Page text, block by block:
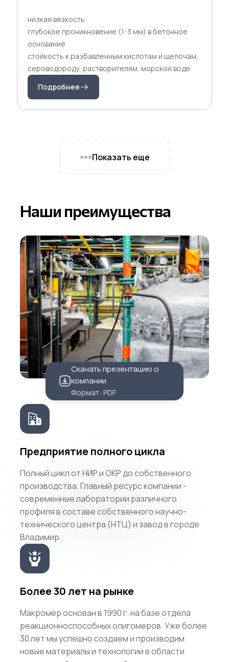
низкая вязкость
глубокое проникновение (1-3 мм) в бетонное
основание
стойкость к разбавленным кислотам и щелочам,
сероводороду, растворителям, морской воде
Подробнее
Показать еще
Наши преимущества
Предприятие полного цикла
Полный цикл от НИР и ОКР до собственного
производства. Главный ресурс компании -
современные лаборатории различного
профиля в составе собственного научно-
технического центра (НТЦ) и завод в городе
Владимир.
Более 30 лет на рынке
Макромер основан в 1990 г. на базе отдела
реакционноспособных олигомеров. Уже более
30 лет мы успешно создаем и производим
новые материалы и технологии в области
Скачать презентацию о
компании
Формат: PDF